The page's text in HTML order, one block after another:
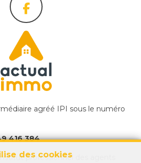
des cookies
agréé IPI sous le numéro
416 384
professionnel des agents